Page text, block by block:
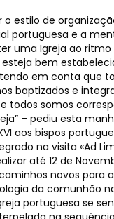
o estilo de
portuguesa e a
uma Igreja ao ritmo
esteja bem
em conta que
baptizados e
todos somos
– pediu esta
aos bispos
na visita «Ad
até 12 de
novos para
da comunhão
portuguesa se